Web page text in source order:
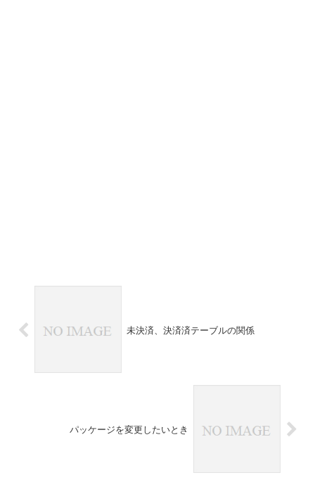
未決済、決済済テーブルの関係
パッケージを変更したいとき